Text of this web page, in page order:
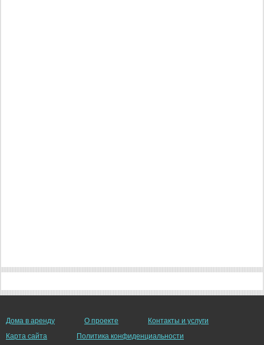
Дома в аренду О проекте
Контакты и услуги
Карта сайта
Политика конфиденциальности